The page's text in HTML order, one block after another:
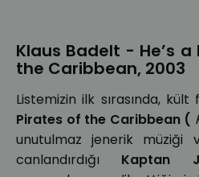
Klaus Badelt - He’s
the Caribbean, 2003
Listemizin ilk sırasında,
Pirates of the Caribbean (
unutulmaz jenerik müziği
canlandırdığı Kaptan